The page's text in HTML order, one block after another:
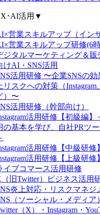
･AI活用 ▼
営業スキルアップ（イン
営業スキルアップ研修(6
ジタルマーケティング＆
けAI・SNS活用
活用研修 〜企業SNSの
上リスクへの対策（
）〜
活用研修（幹部向け）
活用研修【初級編
の基本を学び、自社PRツ
活用研修【中級研修】
活用研修【上級研修】
イブコマース活用研修
旧Twitter）ビジネス活用
炎上対応・リスクマネジ
（ソーシャル・メディ
（X）・Instagram・